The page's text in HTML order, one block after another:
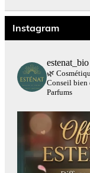
Instagram
estenat_bio
🌿
Conseil bien
Parfums